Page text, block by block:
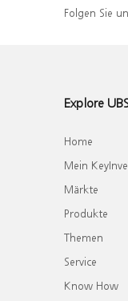
Folgen Sie
Explore
Home
Mein
Märkte
Produkte
Themen
Service
Know How